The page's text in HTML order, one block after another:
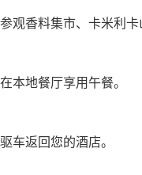
参观香料集市、卡米利卡
在本地餐厅享用午餐。
驱车返回您的酒店。